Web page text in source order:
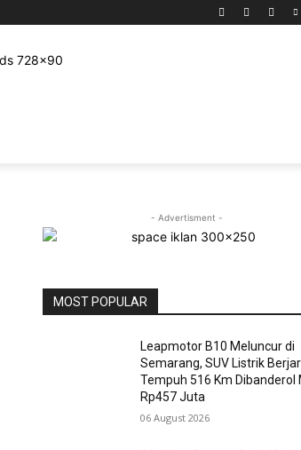
- Advertisment -
MOST POPULAR
Leapmotor B10 Meluncur di
Semarang, SUV Listrik
Tempuh 516 Km Dibanderol
Rp457 Juta
06 August 2026